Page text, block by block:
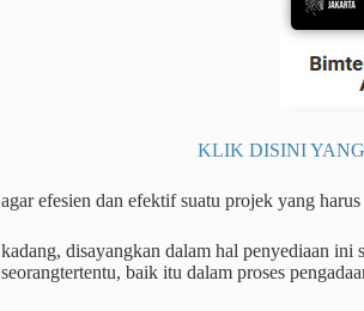
KLIK DISINI YANG
agar efesien dan efektif suatu projek yang
kadang, disayangkan dalam hal penyediaan
seorangtertentu, baik itu dalam proses